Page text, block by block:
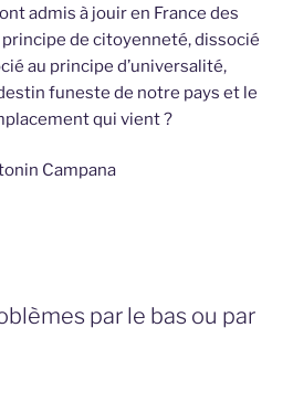
admis à jouir en France des
de citoyenneté, dissocié
au principe d’universalité,
funeste de notre pays et le
qui vient ?
Campana
par le bas ou par